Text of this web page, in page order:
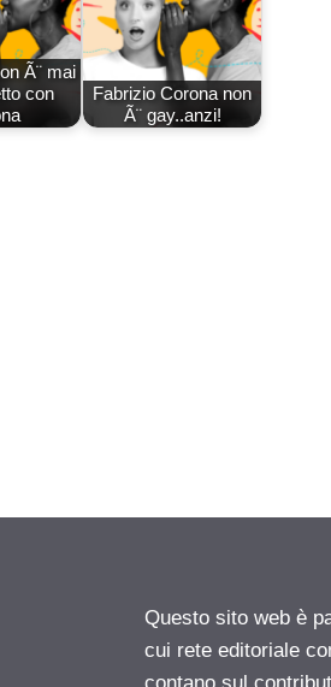
Ã¨ mai
con
Fabrizio Corona non
Ã¨ gay..anzi!
Questo sito web è
cui rete editoriale